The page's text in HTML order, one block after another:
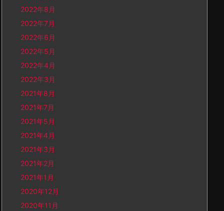
2022年8月
2022年7月
2022年6月
2022年5月
2022年4月
2022年3月
2021年8月
2021年7月
2021年5月
2021年4月
2021年3月
2021年2月
2021年1月
2020年12月
2020年11月